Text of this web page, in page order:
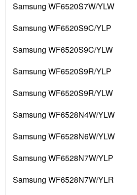
Samsung WF6520S7W/YLW
Samsung WF6520S9C/YLP
Samsung WF6520S9C/YLW
Samsung WF6520S9R/YLP
Samsung WF6520S9R/YLW
Samsung WF6528N4W/YLW
Samsung WF6528N6W/YLW
Samsung WF6528N7W/YLP
Samsung WF6528N7W/YLR